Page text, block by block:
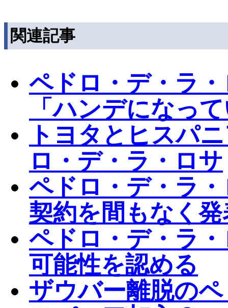
関連記事
ペドロ・デ・ラ
「ハンデになっ
トヨタとヒスパ
ロ・デ・ラ・ロサ
ペドロ・デ・ラ
契約を間もなく
ペドロ・デ・ラ
可能性を認める
ザウバー離脱の